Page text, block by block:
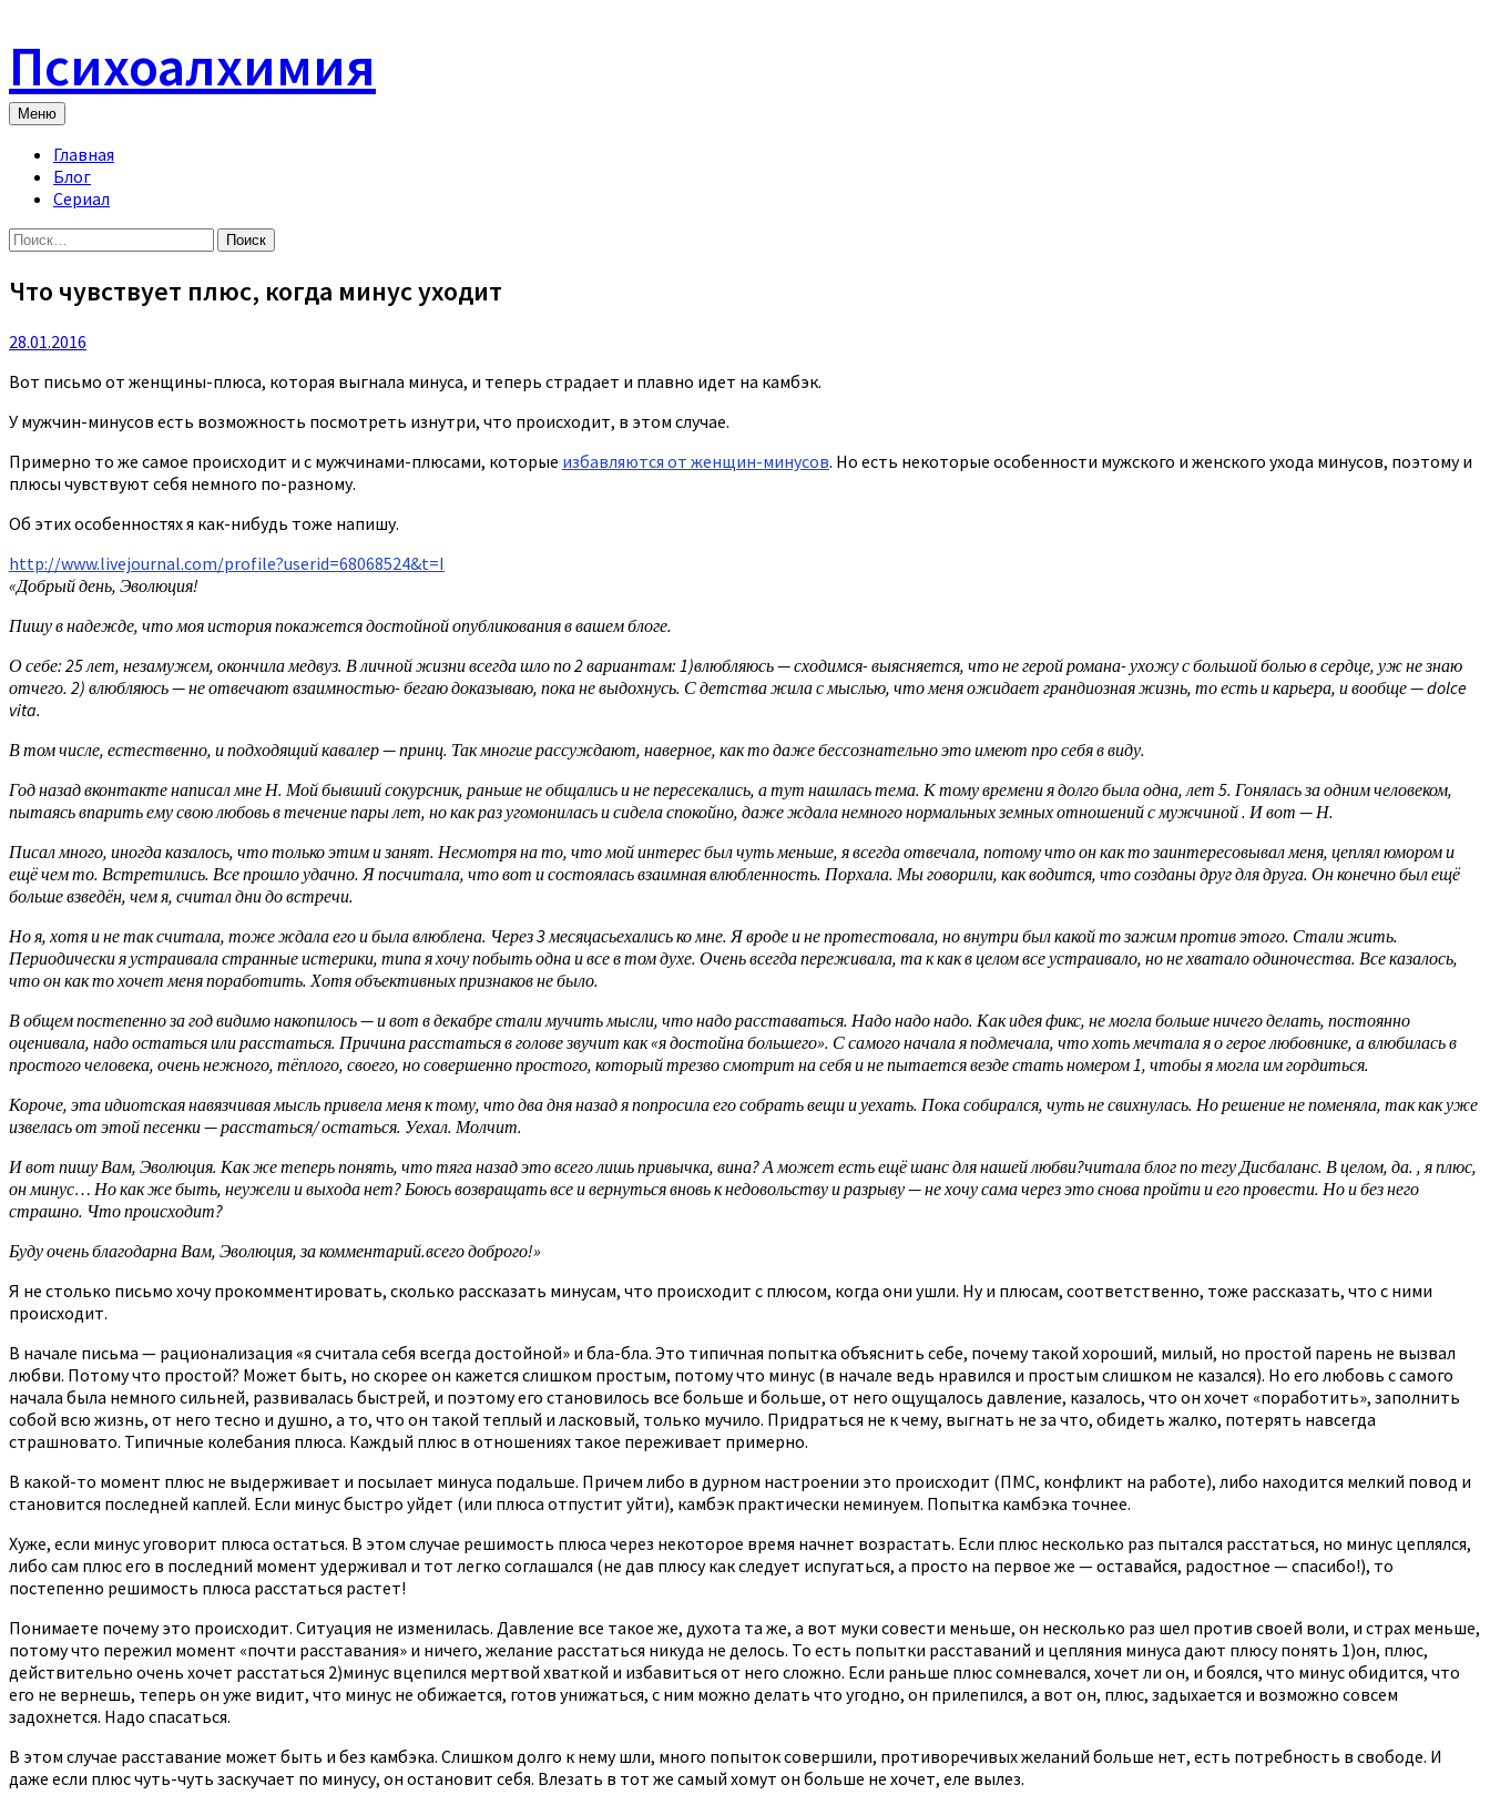
content
Психоалхимия
Меню
Главная
Блог
Сериал
Найти:
Что чувствует плюс, когда минус уходит
28.01.2016
Вот письмо от женщины-плюса, которая выгнала минуса, и теперь страдает и плавно идет на камбэк.
У мужчин-минусов есть возможность посмотреть изнутри, что происходит, в этом случае.
Примерно то же самое происходит и с мужчинами-плюсами, которые избавляются от женщин-минусов. Но есть некоторые особенности мужского и женского ухода минусов, поэтому и
плюсы чувствуют себя немного по-разному.
Об этих особенностях я как-нибудь тоже напишу.
http://www.livejournal.com/profile?userid=68068524&t=I
«Добрый день, Эволюция!
Пишу в надежде, что моя история покажется достойной опубликования в вашем блоге.
О себе: 25 лет, незамужем, окончила медвуз. В личной жизни всегда шло по 2 вариантам: 1)влюбляюсь — сходимся- выясняется, что не герой романа- ухожу с большой болью в сердце, уж не знаю
отчего. 2) влюбляюсь — не отвечают взаимностью- бегаю доказываю, пока не выдохнусь. С детства жила с мыслью, что меня ожидает грандиозная жизнь, то есть и карьера, и вообще — dolce
vita.
В том числе, естественно, и подходящий кавалер — принц. Так многие рассуждают, наверное, как то даже бессознательно это имеют про себя в виду.
Год назад вконтакте написал мне Н. Мой бывший сокурсник, раньше не общались и не пересекались, а тут нашлась тема. К тому времени я долго была одна, лет 5. Гонялась за одним человеком,
пытаясь впарить ему свою любовь в течение пары лет, но как раз угомонилась и сидела спокойно, даже ждала немного нормальных земных отношений с мужчиной . И вот — Н.
Писал много, иногда казалось, что только этим и занят. Несмотря на то, что мой интерес был чуть меньше, я всегда отвечала, потому что он как то заинтересовывал меня, цеплял юмором и
ещё чем то. Встретились. Все прошло удачно. Я посчитала, что вот и состоялась взаимная влюбленность. Порхала. Мы говорили, как водится, что созданы друг для друга. Он конечно был ещё
больше взведён, чем я, считал дни до встречи.
Но я, хотя и не так считала, тоже ждала его и была влюблена. Через 3 месяцасьехались ко мне. Я вроде и не протестовала, но внутри был какой то зажим против этого. Стали жить.
Периодически я устраивала странные истерики, типа я хочу побыть одна и все в том духе. Очень всегда переживала, та к как в целом все устраивало, но не хватало одиночества. Все казалось,
что он как то хочет меня поработить. Хотя объективных признаков не было.
В общем постепенно за год видимо накопилось — и вот в декабре стали мучить мысли, что надо расставаться. Надо надо надо. Как идея фикс, не могла больше ничего делать, постоянно
оценивала, надо остаться или расстаться. Причина расстаться в голове звучит как «я достойна большего». С самого начала я подмечала, что хоть мечтала я о герое любовнике, а влюбилась в
простого человека, очень нежного, тёплого, своего, но совершенно простого, который трезво смотрит на себя и не пытается везде стать номером 1, чтобы я могла им гордиться.
Короче, эта идиотская навязчивая мысль привела меня к тому, что два дня назад я попросила его собрать вещи и уехать. Пока собирался, чуть не свихнулась. Но решение не поменяла, так как уже
извелась от этой песенки — расстаться/ остаться. Уехал. Молчит.
И вот пишу Вам, Эволюция. Как же теперь понять, что тяга назад это всего лишь привычка, вина? А может есть ещё шанс для нашей любви?читала блог по тегу Дисбаланс. В целом, да. , я плюс,
он минус… Но как же быть, неужели и выхода нет? Боюсь возвращать все и вернуться вновь к недовольству и разрыву — не хочу сама через это снова пройти и его провести. Но и без него
страшно. Что происходит?
Буду очень благодарна Вам, Эволюция, за комментарий.всего доброго!»
Я не столько письмо хочу прокомментировать, сколько рассказать минусам, что происходит с плюсом, когда они ушли. Ну и плюсам, соответственно, тоже рассказать, что с ними
происходит.
В начале письма — рационализация «я считала себя всегда достойной» и бла-бла. Это типичная попытка объяснить себе, почему такой хороший, милый, но простой парень не вызвал
любви. Потому что простой? Может быть, но скорее он кажется слишком простым, потому что минус (в начале ведь нравился и простым слишком не казался). Но его любовь с самого
начала была немного сильней, развивалась быстрей, и поэтому его становилось все больше и больше, от него ощущалось давление, казалось, что он хочет «поработить», заполнить
собой всю жизнь, от него тесно и душно, а то, что он такой теплый и ласковый, только мучило. Придраться не к чему, выгнать не за что, обидеть жалко, потерять навсегда
страшновато. Типичные колебания плюса. Каждый плюс в отношениях такое переживает примерно.
В какой-то момент плюс не выдерживает и посылает минуса подальше. Причем либо в дурном настроении это происходит (ПМС, конфликт на работе), либо находится мелкий повод и
становится последней каплей. Если минус быстро уйдет (или плюса отпустит уйти), камбэк практически неминуем. Попытка камбэка точнее.
Хуже, если минус уговорит плюса остаться. В этом случае решимость плюса через некоторое время начнет возрастать. Если плюс несколько раз пытался расстаться, но минус цеплялся,
либо сам плюс его в последний момент удерживал и тот легко соглашался (не дав плюсу как следует испугаться, а просто на первое же — оставайся, радостное — спасибо!), то
постепенно решимость плюса расстаться растет!
Понимаете почему это происходит. Ситуация не изменилась. Давление все такое же, духота та же, а вот муки совести меньше, он несколько раз шел против своей воли, и страх меньше,
потому что пережил момент «почти расставания» и ничего, желание расстаться никуда не делось. То есть попытки расставаний и цепляния минуса дают плюсу понять 1)он, плюс,
действительно очень хочет расстаться 2)минус вцепился мертвой хваткой и избавиться от него сложно. Если раньше плюс сомневался, хочет ли он, и боялся, что минус обидится, что
его не вернешь, теперь он уже видит, что минус не обижается, готов унижаться, с ним можно делать что угодно, он прилепился, а вот он, плюс, задыхается и возможно совсем
задохнется. Надо спасаться.
В этом случае расставание может быть и без камбэка. Слишком долго к нему шли, много попыток совершили, противоречивых желаний больше нет, есть потребность в свободе. И
даже если плюс чуть-чуть заскучает по минусу, он остановит себя. Влезать в тот же самый хомут он больше не хочет, еле вылез.